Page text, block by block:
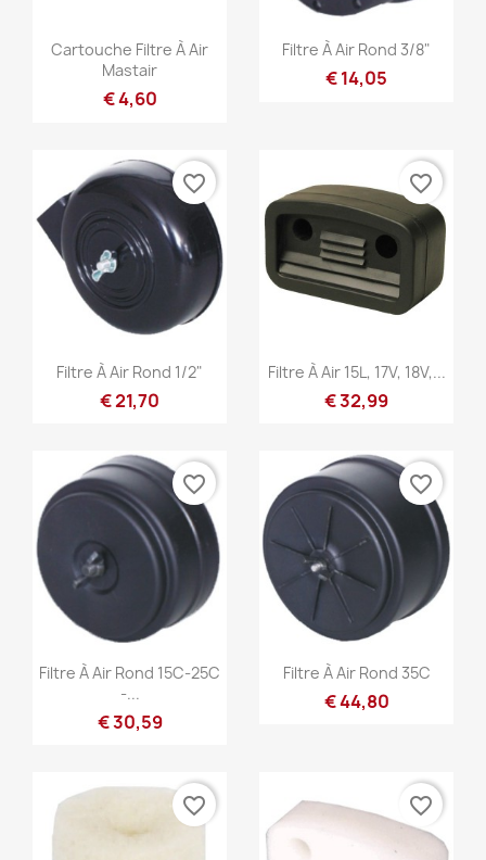
Snel bekijken
Cartouche Filtre À Air
Mastair
€ 4,60
Snel bekijken
Filtre À Air Rond 3/8"
€ 14,05
Snel bekijken
Filtre À Air Rond 1/2"
€ 21,70
favorite_border
Snel bekijken
Filtre À Air 15L, 17V, 18V,...
€ 32,99
favorite_border
Snel bekijken
Filtre À Air Rond 15C-25C
-...
€ 30,59
favorite_border
Snel bekijken
Filtre À Air Rond 35C
€ 44,80
favorite_border
favorite_border favorite_border